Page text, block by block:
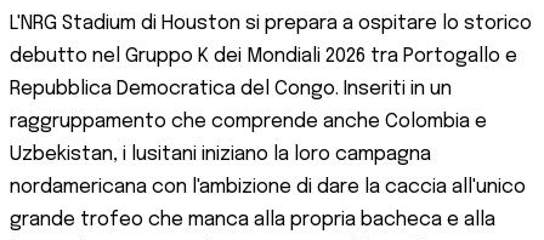
L'NRG Stadium di Houston si prepara a ospitare lo storico
debutto nel Gruppo K dei Mondiali 2026 tra Portogallo e
Repubblica Democratica del Congo. Inseriti in un
raggruppamento che comprende anche Colombia e
Uzbekistan, i lusitani iniziano la loro campagna
nordamericana con l'ambizione di dare la caccia all'unico
grande trofeo che manca alla propria bacheca e alla